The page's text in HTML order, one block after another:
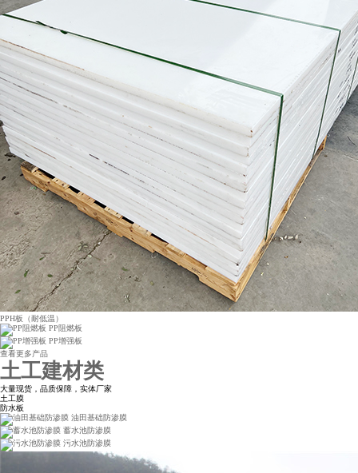
PPH板（耐低温）
PP阻燃板
PP增强板
查看更多产品
土工建材类
大量现货，品质保障，实体厂家
土工膜
防水板
油田基础防渗膜
蓄水池防渗膜
污水池防渗膜